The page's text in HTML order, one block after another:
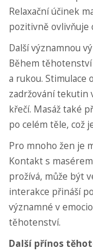
Relaxační účinek
pozitivně ovlivňuje
Další významnou
Během
a rukou. Stimulace
zadržování tekutin
křečí. Masáž také
po celém těle, což
Pro mnoho žen je
Kontakt s
prožívá, může být
interakce přináší
významné v
těhotenství.
Další přínos